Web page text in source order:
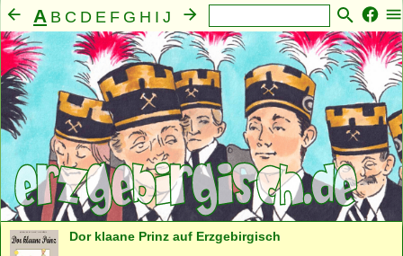
A B C D E F G H I J
K L M N O P Q R S T U V W X Y Z
Mensch·Seele·Geist ·Familie·Gemeinschaft·
Nahrung·Natur· Sonstiges
Dor klaane Prinz auf Erzgebirgisch